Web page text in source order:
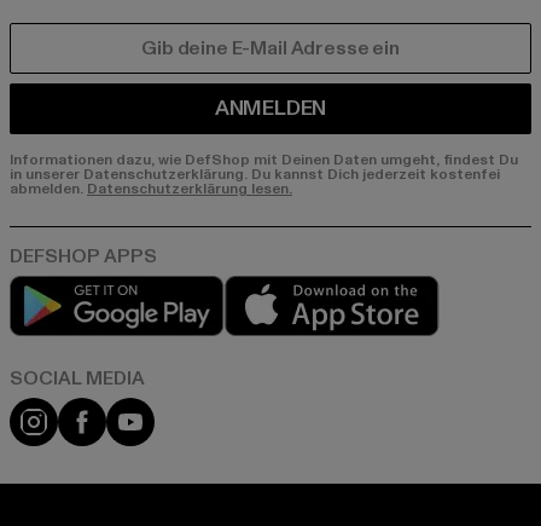
ANMELDEN
Informationen dazu, wie DefShop mit Deinen Daten umgeht, findest Du
in unserer Datenschutzerklärung. Du kannst Dich jederzeit kostenfei
abmelden. Datenschutzerklärung lesen.
Play market
Instagram
FacebookYouTube